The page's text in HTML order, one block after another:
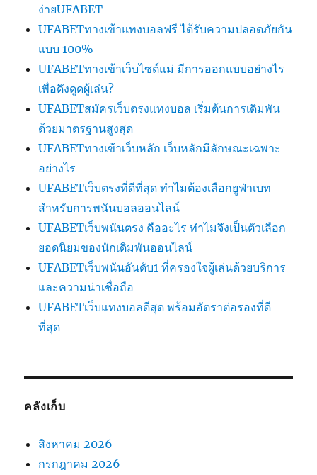
ง่ายUFABET
UFABETทางเข้าแทงบอลฟรี ได้รับความปลอดภัยกัน
แบบ 100%
UFABETทางเข้าเว็บไซต์แม่ มีการออกแบบอย่างไร
เพื่อดึงดูดผู้เล่น?
UFABETสมัครเว็บตรงแทงบอล เริ่มต้นการเดิมพัน
ด้วยมาตรฐานสูงสุด
UFABETทางเข้าเว็บหลัก เว็บหลักมีลักษณะเฉพาะ
อย่างไร
UFABETเว็บตรงที่ดีที่สุด ทำไมต้องเลือกยูฟ่าเบท
สำหรับการพนันบอลออนไลน์
UFABETเว็บพนันตรง คืออะไร ทำไมจึงเป็นตัวเลือก
ยอดนิยมของนักเดิมพันออนไลน์
UFABETเว็บพนันอันดับ1 ที่ครองใจผู้เล่นด้วยบริการ
และความน่าเชื่อถือ
UFABETเว็บแทงบอลดีสุด พร้อมอัตราต่อรองที่ดี
ที่สุด
คลังเก็บ
สิงหาคม 2026
กรกฎาคม 2026